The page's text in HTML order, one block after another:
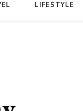
LIFESTYLE